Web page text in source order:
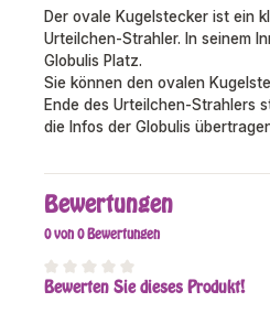
Der ovale Kugelstecker ist ein
Urteilchen-Strahler. In seinem
Globulis Platz.
Sie können den ovalen
Ende des Urteilchen-Strahlers
die Infos der Globulis
Bewertungen
0 von 0 Bewertungen
Durchschnittliche Bewertung
Bewerten Sie dieses Produkt!